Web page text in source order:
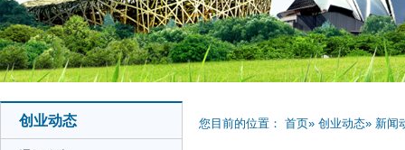
创业动态 您目前的位置： 首页» 创业动态» 新闻